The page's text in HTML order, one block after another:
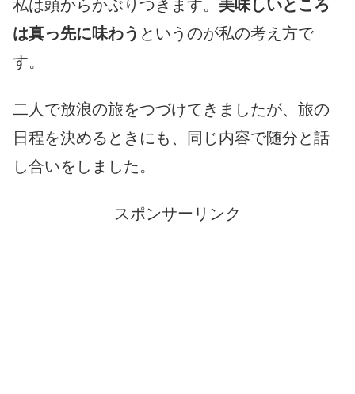
私は頭からかぶりつきます。 美味しいところ
は真っ先に味わう というのが私の考え方で
す。
二人で放浪の旅をつづけてきましたが、旅の
日程を決めるときにも、同じ内容で随分と話
し合いをしました。
スポンサーリンク